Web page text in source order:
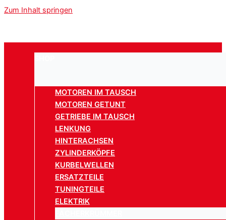
Zum Inhalt springen
MOTOREN IM TAUSCH
MOTOREN GETUNT
GETRIEBE IM TAUSCH
LENKUNG
HINTERACHSEN
ZYLINDERKÖPFE
KURBELWELLEN
ERSATZTEILE
TUNINGTEILE
ELEKTRIK